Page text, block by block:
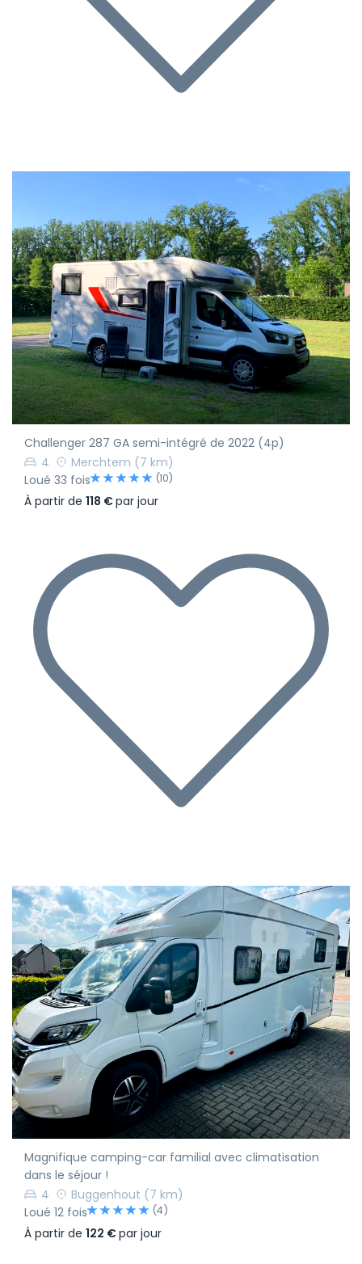
Challenger 287 GA semi-intégré de 2022 (4p)
4
Merchtem (7 km)
Loué 33 fois
(10)
À partir de 118 €par jour
Magnifique camping-car familial avec climatisation
dans le séjour !
4
Buggenhout (7 km)
Loué 12 fois
(4)
À partir de 122 €par jour